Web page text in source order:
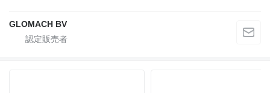
GLOMACH BV